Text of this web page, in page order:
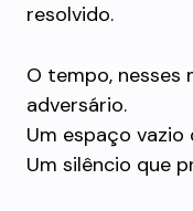
resolvido.
O tempo, nesses
adversário.
Um espaço vazio
Um silêncio que